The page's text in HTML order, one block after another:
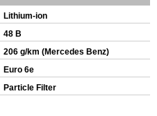
Lithium-ion
48 В
206 g/km (Mercedes Benz)
Euro 6e
Particle Filter